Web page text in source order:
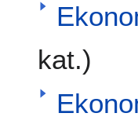
kat.)